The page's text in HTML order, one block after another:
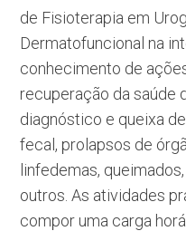
de Fisioterapia em
Dermatofuncional na
conhecimento de
recuperação da saúde
diagnóstico e queixa
fecal, prolapsos de
linfedemas,
outros. As atividades
compor uma carga